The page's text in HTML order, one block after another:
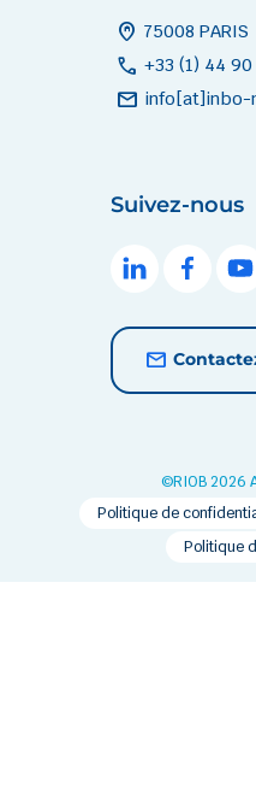
home_pin 75008 PARIS
call +33 (1) 44
mail info[at]inbo-
Suivez-nous
©RIOB 2026
Politique de
Politique